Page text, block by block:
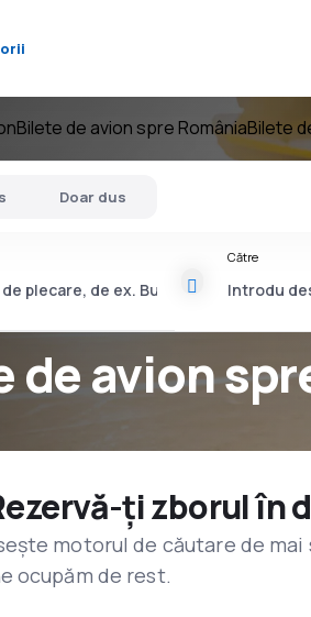
Bilete de avion spre RomâniaBilete
de avion
Doar dus
Către
ți zborul în
motorul de căutare de mai
ocupăm de rest.